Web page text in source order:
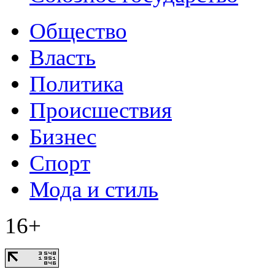
Общество
Власть
Политика
Происшествия
Бизнес
Спорт
Мода и стиль
16+